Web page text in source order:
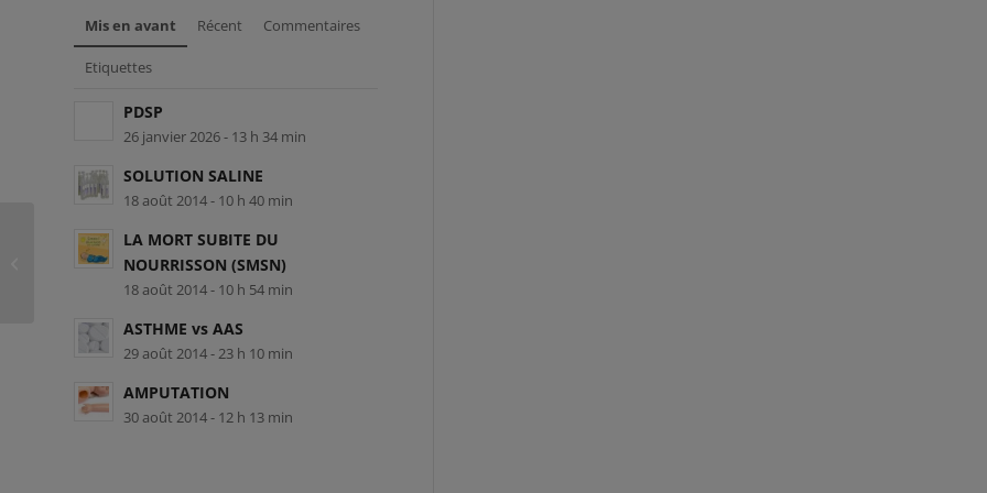
Mis en avant Récent Commentaires
Etiquettes
PDSP
26 janvier 2026 - 13 h 34 min
SOLUTION SALINE
18 août 2014 - 10 h 40 min
LA MORT SUBITE DU
NOURRISSON (SMSN)
18 août 2014 - 10 h 54 min
ASTHME vs AAS
29 août 2014 - 23 h 10 min
AMPUTATION
30 août 2014 - 12 h 13 min
RCR-L-59201 – Kelly-Liesse
Kanyamuneza